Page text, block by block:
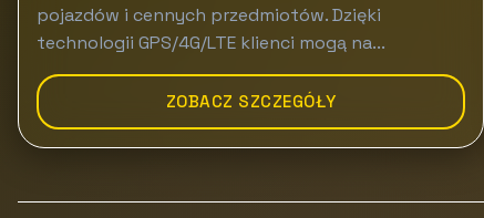
pojazdów i cennych przedmiotów. Dzięki
technologii GPS/4G/LTE klienci mogą na...
ZOBACZ SZCZEGÓŁY